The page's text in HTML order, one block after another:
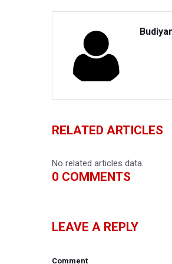
RELATED ARTICLES
No related articles data.
0 COMMENTS
LEAVE A REPLY
Comment